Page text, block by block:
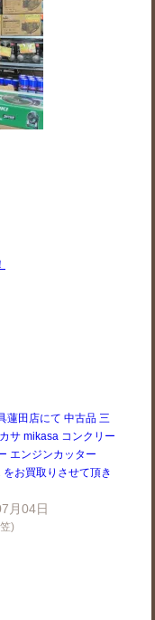
蓮田店にて 中古品 三
サ mikasa コンクリー
エンジンカッター
をお買取りさせて頂き
月04日
)